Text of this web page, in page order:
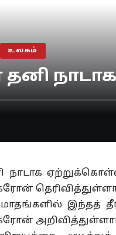
உலகம்
நாடாக
ஏற்றுக்கொள்ள
மாதங்களில் இந்தத்